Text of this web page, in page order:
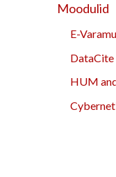
Moodulid
E-Varamu
DataCite
HUM